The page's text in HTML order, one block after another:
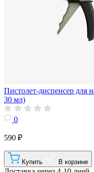
Пистолет-диспенсер для
30 мл)
0
590 ₽
Купить В корзине